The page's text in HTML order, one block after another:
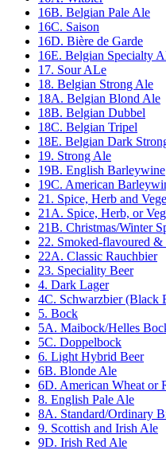
16B. Belgian Pale Ale
16C. Saison
16D. Bière de Garde
16E. Belgian Specialty
17. Sour ALe
18. Belgian Strong Ale
18A. Belgian Blond Ale
18B. Belgian Dubbel
18C. Belgian Tripel
18E. Belgian Dark
19. Strong Ale
19B. English Barleywine
19C. American
21. Spice, Herb and
21A. Spice, Herb, or
21B. Christmas/Winter
22. Smoked-flavoured
22A. Classic Rauchbier
23. Speciality Beer
4. Dark Lager
4C. Schwarzbier (Black
5. Bock
5A. Maibock/Helles
5C. Doppelbock
6. Light Hybrid Beer
6B. Blonde Ale
6D. American Wheat or
8. English Pale Ale
8A. Standard/Ordinary
9. Scottish and Irish Ale
9D. Irish Red Ale